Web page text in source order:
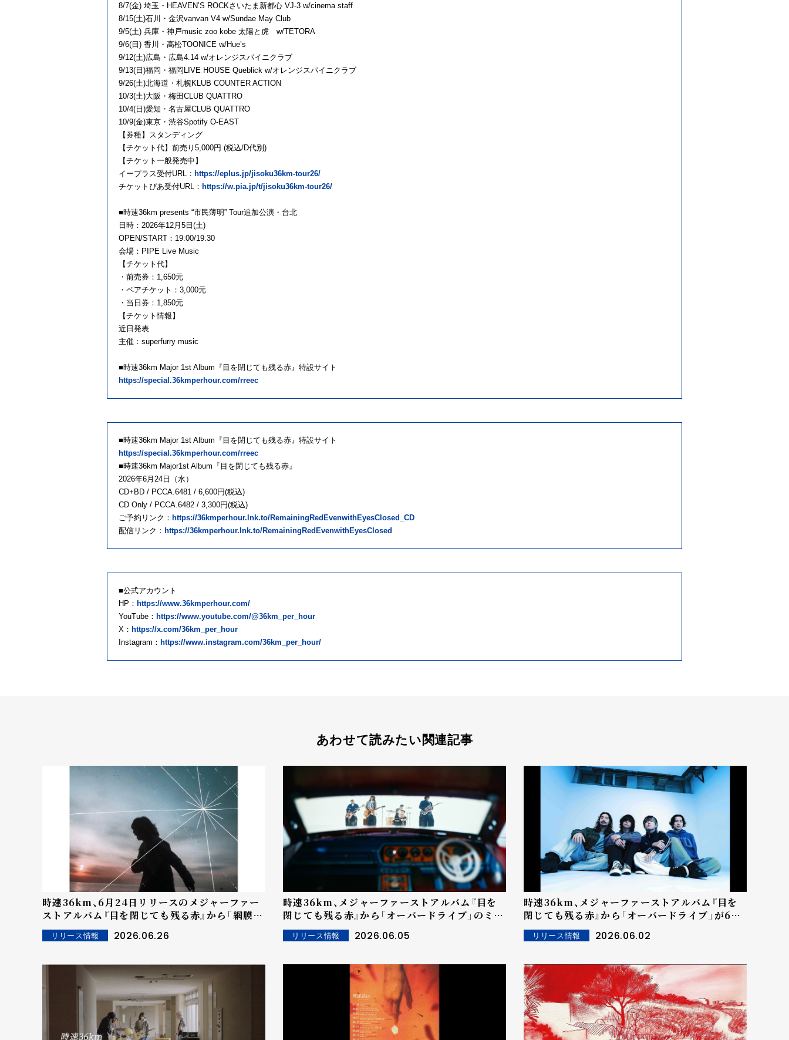
8/7(金) 埼玉・HEAVEN’S ROCKさいたま新都心 VJ-3 w/cinema staff
8/15(土)石川・金沢vanvan V4 w/Sundae May Club
9/5(土) 兵庫・神戸music zoo kobe 太陽と虎 w/TETORA
9/6(日) 香川・高松TOONICE w/Hue’s
9/12(土)広島・広島4.14 w/オレンジスパイニクラブ
9/13(日)福岡・福岡LIVE HOUSE Queblick w/オレンジスパイニクラブ
9/26(土)北海道・札幌KLUB COUNTER ACTION
10/3(土)大阪・梅田CLUB QUATTRO
10/4(日)愛知・名古屋CLUB QUATTRO
10/9(金)東京・渋谷Spotify O-EAST
【券種】スタンディング
【チケット代】前売り5,000円 (税込/D代別)
【チケット一般発売中】
イープラス受付URL： https://eplus.jp/jisoku36km-tour26/
チケットぴあ受付URL： https://w.pia.jp/t/jisoku36km-tour26/
■時速36km presents “市民薄明” Tour追加公演・台北
日時：2026年12月5日(土)
OPEN/START：19:00/19:30
会場：PIPE Live Music
【チケット代】
・前売券：1,650元
・ペアチケット：3,000元
・当日券：1,850元
【チケット情報】
近日発表
主催：superfurry music
■時速36km Major 1st Album『目を閉じても残る赤』特設サイト
https://special.36kmperhour.com/rreec
■時速36km Major 1st Album『目を閉じても残る赤』特設サイト
https://special.36kmperhour.com/rreec
■時速36km Major1st Album『目を閉じても残る赤』
2026年6月24日（水）
CD+BD / PCCA.6481 / 6,600円(税込)
CD Only / PCCA.6482 / 3,300円(税込)
ご予約リンク： https://36kmperhour.lnk.to/RemainingRedEvenwithEyesClosed_CD
配信リンク： https://36kmperhour.lnk.to/RemainingRedEvenwithEyesClosed
■公式アカウント
HP： https://www.36kmperhour.com/
YouTube： https://www.youtube.com/@36km_per_hour
X： https://x.com/36km_per_hour
Instagram： https://www.instagram.com/36km_per_hour/
あわせて読みたい関連記事
時速36km、6月24日リリースのメジャーファー
ストアルバム『目を閉じても残る赤』から「網膜の
奥、ハートの側」のミュージックビデオが公開！
リリース情報 2026.06.26
時速36km、メジャーファーストアルバム『目を
閉じても残る赤』から「オーバードライブ」のミュ
ージックビデオが公開！
リリース情報 2026.06.05
時速36km、メジャーファーストアルバム『目を
閉じても残る赤』から「オーバードライブ」が6月
3日に先行配信！全国28箇所のラジオ局でパワー
プレイ・レコメンドも決定！
リリース情報 2026.06.02